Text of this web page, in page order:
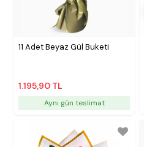
11 Adet Beyaz Gül Buketi
1.195,90 TL
Aynı gün teslimat